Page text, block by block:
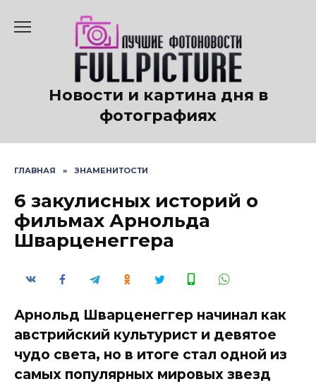
содержанию
Новости и картина дня в
фотографиях
ГЛАВНАЯ » ЗНАМЕНИТОСТИ
6 закулисных историй о
фильмах Арнольда
Шварценеггера
Арнольд Шварценеггер начинал как
австрийский культурист и девятое
чудо света, но в итоге стал одной из
самых популярных мировых звезд